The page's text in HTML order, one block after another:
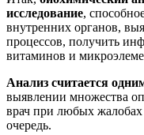
исследование,
внутренних органов,
процессов, получить
витаминов и
Анализ считается
выявлении множества
врач при любых жалобах
очередь.